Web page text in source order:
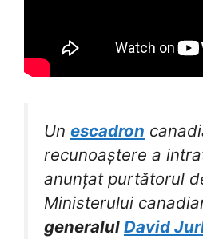
Un escadron
recunoaștere a
anunțat purtătorul
Ministerului
generalul David